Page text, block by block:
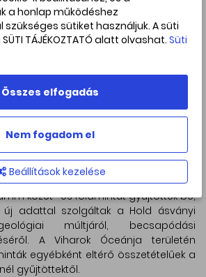
leszállás után
a Surveyor–3 és az ALSEP
FORRÁS: wikipedia.org
holdi sétájukat az ALSEP
kezdték.
kőzet- és földmintát gyűjtöttek be,
új adattal szolgáltak a Hold ásványi
múltjáról, becsapódási
A Viharok Óceánja területén
egyébként eltérő összetételűek a
gyűjtöttektől.
a honlap működéshez
sütiket használjuk. A süti
TÁJÉKOZTATÓ alatt olvashat. Süti
Összes elfogadás
Nem fogadom el
Beállítások kezelése